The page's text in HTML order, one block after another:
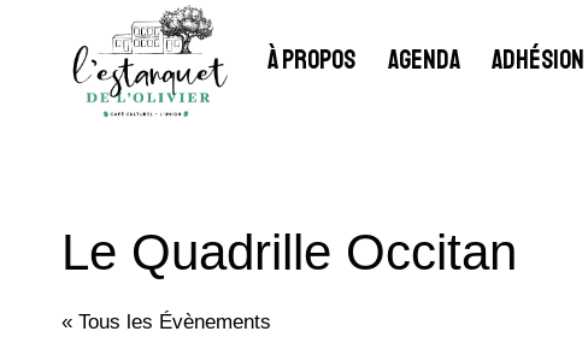
À PROPOS AGENDA ADHÉSION
Le Quadrille Occitan
« Tous les Évènements